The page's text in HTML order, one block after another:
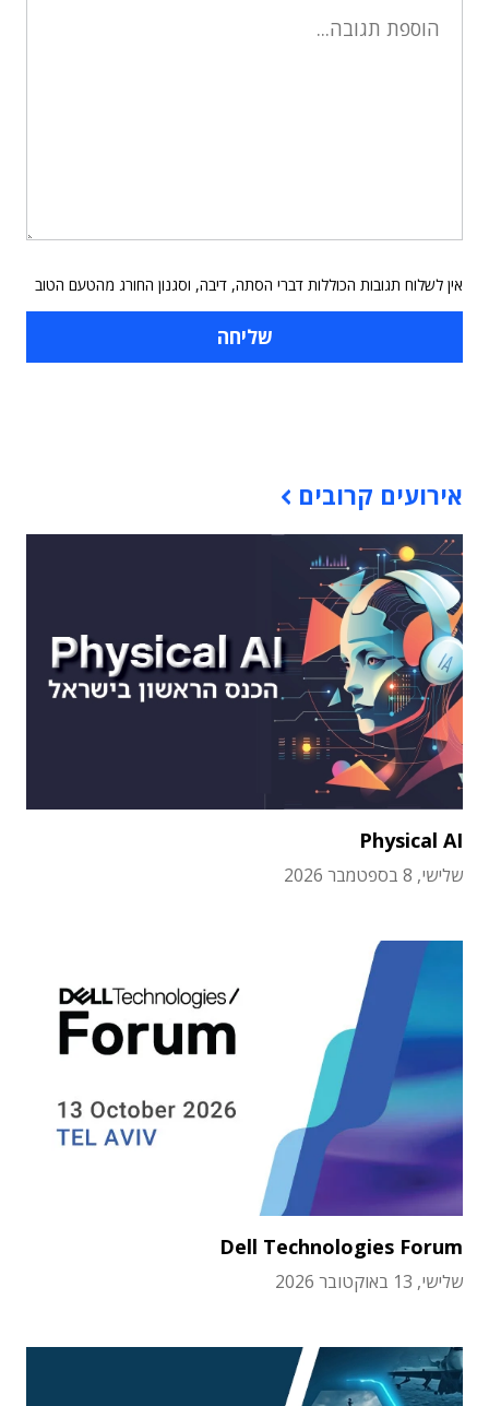
אין לשלוח תגובות הכוללות דברי הסתה, דיבה, וסגנון החורג מהטעם הטוב
אירועים קרובים
Physical AI
שלישי, 8 בספטמבר 2026
Dell Technologies Forum
שלישי, 13 באוקטובר 2026